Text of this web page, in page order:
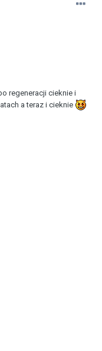
regeneracji cieknie i
a teraz i cieknie